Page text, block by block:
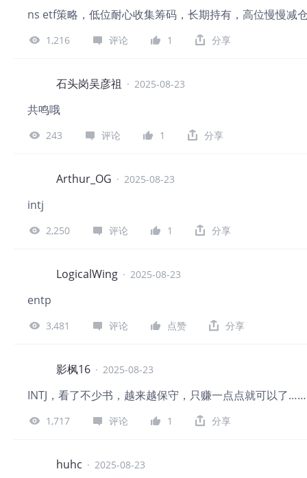
ns etf策略，低位耐心收集筹码，长期持有，高位慢慢减
1,216 评论 1 分享
石头岗吴彦祖 · 2025-08-23
共鸣哦
243 评论 1 分享
Arthur_OG · 2025-08-23
intj
2,250 评论 1 分享
LogicalWing · 2025-08-23
entp
3,481 评论 点赞 分享
影枫16 · 2025-08-23
INTJ，看了不少书，越来越保守，只赚一点点就可以了
1,717 评论 1 分享
huhc · 2025-08-23